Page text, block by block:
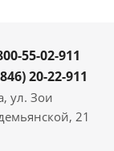
55-02-911
20-22-911
ул. Зои
21